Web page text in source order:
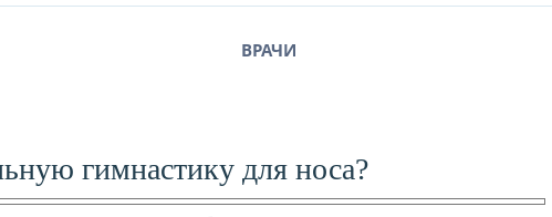
ВРАЧИ
гимнастику для носа?